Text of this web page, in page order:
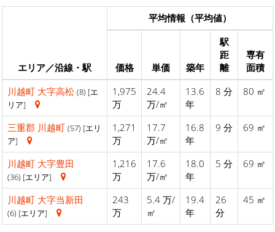
エリア／沿線・駅
平均情報（平均値）
価格 単価 築年
駅
距
離
専有
面積
川越町 大字高松 (8) [エ
リア]
1,975
万
24.4
万/㎡
13.6
年
8 分 80 ㎡
三重郡 川越町 (57) [エリ
ア]
1,271
万
17.7
万/㎡
16.8
年
9 分 69 ㎡
川越町 大字豊田
(36) [エリア]
1,216
万
17.6
万/㎡
18.0
年
5 分 69 ㎡
川越町 大字当新田
(6) [エリア]
243
万
5.4 万/
㎡
19.4
年
26
分
45 ㎡